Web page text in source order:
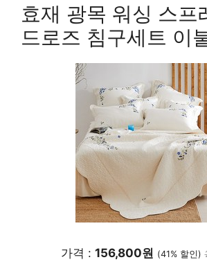
효재 광목 워싱 스프
드로즈 침구세트 이
가격 : 156,800원 (41% 할인)